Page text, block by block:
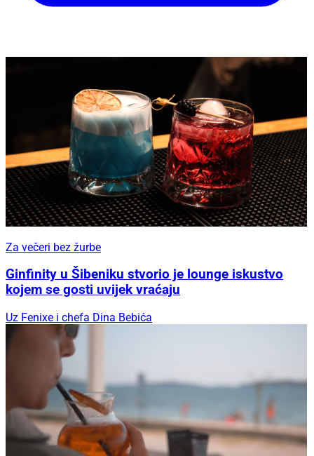
Za večeri bez žurbe
Ginfinity u Šibeniku stvorio je lounge iskustvo
kojem se gosti uvijek vraćaju
Uz Fenixe i chefa Dina Bebića